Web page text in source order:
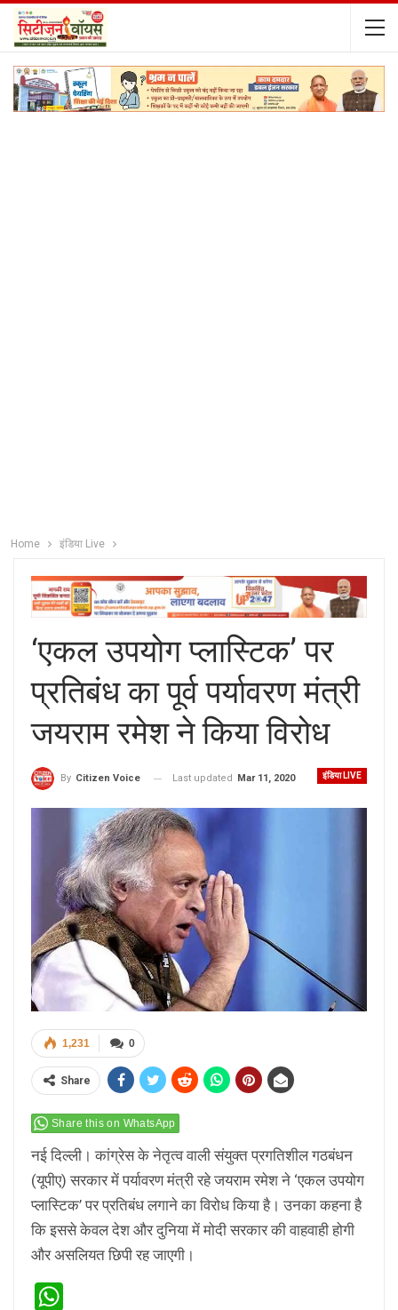
Home इंडिया Live
‘एकल उपयोग प्लास्टिक’ पर
प्रतिबंध का पूर्व पर्यावरण मंत्री
जयराम रमेश ने किया विरोध
इंडिया LIVE
By Citizen Voice Last updated Mar 11, 2020
0
1,231
Share
Share this on WhatsApp
नई दिल्ली। कांग्रेस के नेतृत्व वाली संयुक्त प्रगतिशील गठबंधन
(यूपीए) सरकार में पर्यावरण मंत्री रहे जयराम रमेश ने ‘एकल उपयोग
प्लास्टिक’ पर प्रतिबंध लगाने का विरोध किया है। उनका कहना है
कि इससे केवल देश और दुनिया में मोदी सरकार की वाहवाही होगी
और असलियत छिपी रह जाएगी।